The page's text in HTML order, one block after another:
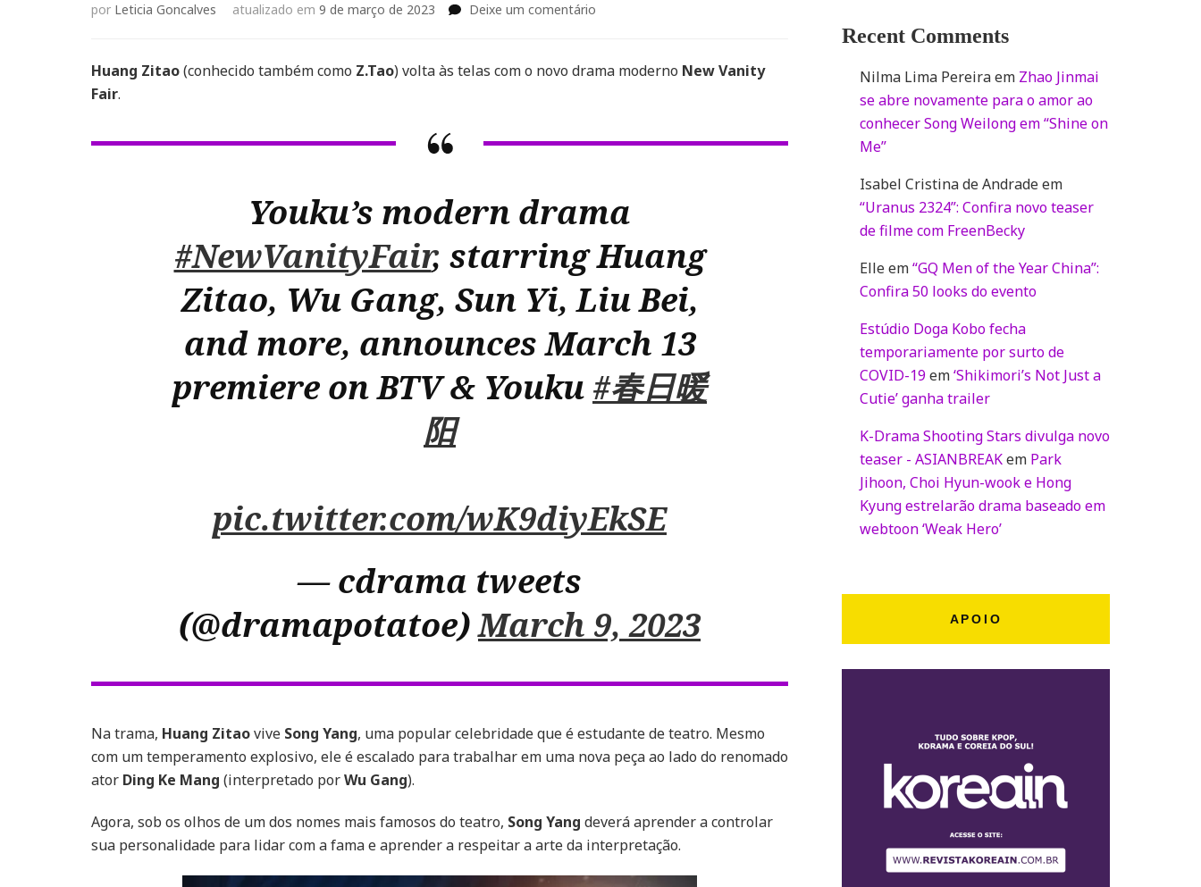
por Leticia Goncalves atualizado em 9 de março de 2023 Deixe um comentário
Fair”,
Z.Tao,
estreia
YOUKU
Huang Zitao(conhecido também como Z.Tao) volta às telas com o novo drama moderno New Vanity
Fair.
Youku’s modern drama
#NewVanityFair, starring Huang
Zitao, Wu Gang, Sun Yi, Liu Bei,
and more, announces March 13
premiere on BTV & Youku #春日暖
阳
pic.twitter.com/wK9diyEkSE
— cdrama tweets
(@dramapotatoe)March 9, 2023
Na trama, Huang Zitaovive Song Yang, uma popular celebridade que é estudante de teatro. Mesmo
com um temperamento explosivo, ele é escalado para trabalhar em uma nova peça ao lado do renomado
ator Ding Ke Mang (interpretado porWu Gang).
Agora, sob os olhos de um dos nomes mais famosos do teatro, Song Yang deverá aprender a controlar
sua personalidade para lidar com a fama e aprender a respeitar a arte da interpretação.
Recent Comments
Nilma Lima Pereiraem Zhao Jinmai
se abre novamente para o amor ao
conhecer Song Weilong em “Shine on
Me”
Isabel Cristina de Andradeem
“Uranus 2324”: Confira novo teaser
de filme com FreenBecky
Elleem“GQ Men of the Year China”:
Confira 50 looks do evento
Estúdio Doga Kobo fecha
temporariamente por surto de
COVID-19em‘Shikimori’s Not Just a
Cutie’ ganha trailer
K-Drama Shooting Stars divulga novo
teaser - ASIANBREAKem Park
Jihoon, Choi Hyun-wook e Hong
Kyung estrelarão drama baseado em
webtoon ‘Weak Hero’
APOIO